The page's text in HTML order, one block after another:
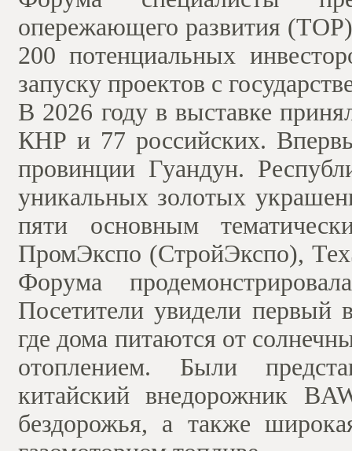
опережающего развития
200 потенциальных
запуску проектов с
В 2026 году в выставке
КНР и 77 российских.
провинции Гуандун.
уникальных золотых
пяти основным
ПромЭкспо (СтройЭкспо),
Форума
Посетители увидели первый
где дома питаются от
отоплением. Были
китайский внедорожник
бездорожья, а также